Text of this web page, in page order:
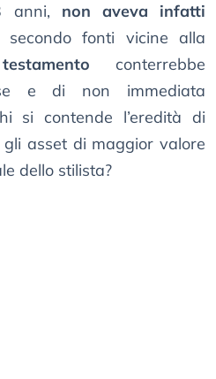
anni, non aveva infatti
secondo fonti vicine alla
testamento conterrebbe
e di non immediata
si contende l’eredità di
asset di maggior valore
dello stilista?